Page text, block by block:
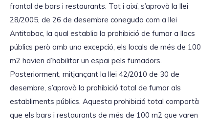
frontal de bars i restaurants. Tot i així, s’aprovà la llei
28/2005, de 26 de desembre coneguda com a llei
Antitabac, la qual establia la prohibició de fumar a llocs
públics però amb una excepció, els locals de més de 100
m2 havien d’habilitar un espai pels fumadors.
Posteriorment, mitjançant la llei 42/2010 de 30 de
desembre, s’aprovà la prohibició total de fumar als
establiments públics. Aquesta prohibició total comportà
que els bars i restaurants de més de 100 m2 que varen